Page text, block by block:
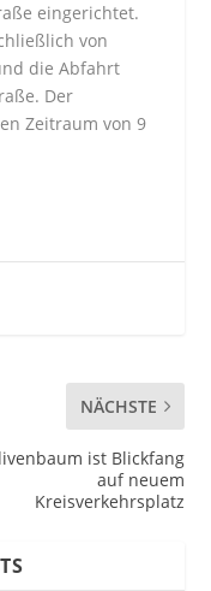
eingerichtet.
von
die Abfahrt
Der
Zeitraum von 9
NÄCHSTE
ist Blickfang
auf neuem
Kreisverkehrsplatz